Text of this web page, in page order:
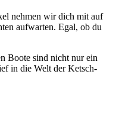
nehmen wir dich mit auf
aufwarten. Egal, ob du
Boote sind nicht nur ein
in die Welt der Ketsch-